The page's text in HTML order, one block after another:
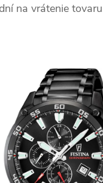
na vrátenie